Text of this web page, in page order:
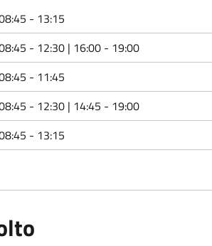
- 13:15
- 12:30 | 16:00 - 19:00
- 11:45
- 12:30 | 14:45 - 19:00
- 13:15